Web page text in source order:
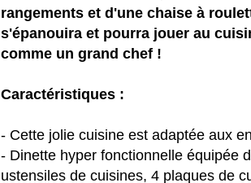
rangements et d'une chaise à
s'épanouira et pourra jouer au
comme un grand chef !
Caractéristiques :
- Cette jolie cuisine est adaptée aux
- Dinette hyper fonctionnelle équipée
ustensiles de cuisines, 4 plaques de